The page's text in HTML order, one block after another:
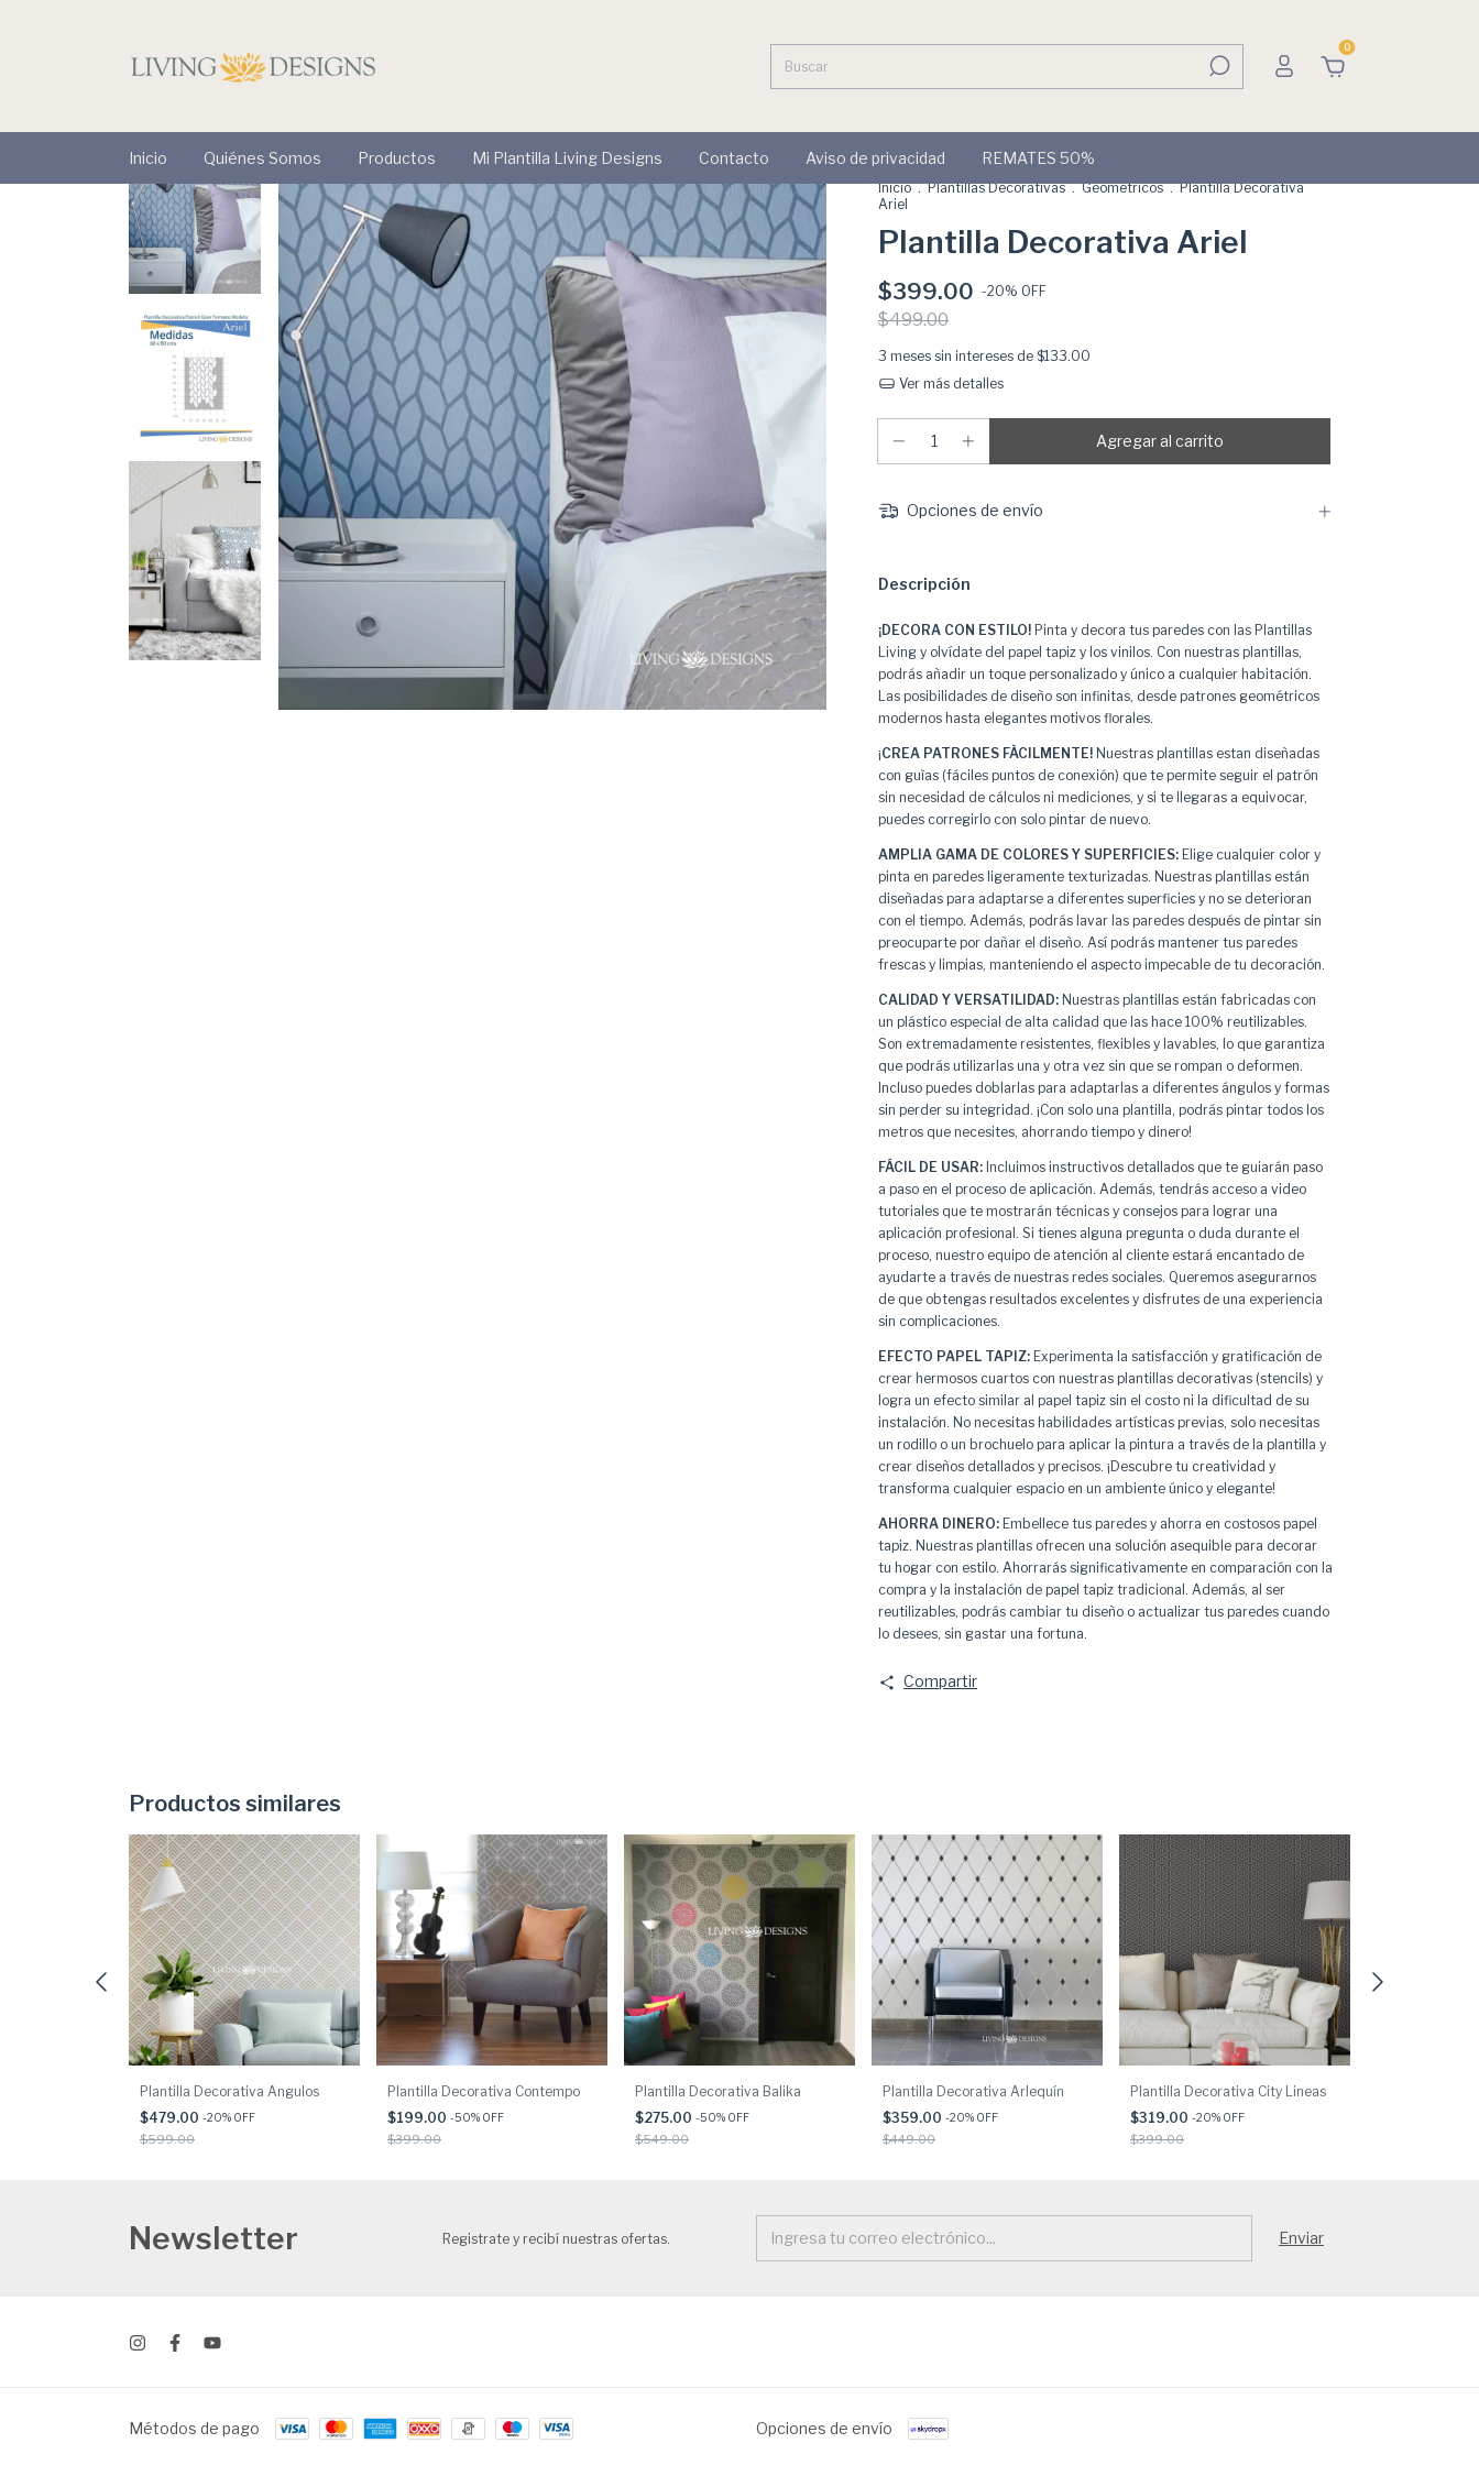
0
Inicio Quiénes Somos Productos Mi Plantilla Living Designs Contacto Aviso de privacidad REMATES 50%
Inicio . Plantillas Decorativas . Geométricos . Plantilla Decorativa
Ariel
Plantilla Decorativa Ariel
$399.00 -20% OFF
$499.00
3 meses sin intereses de $133.00
Ver más detalles
Opciones de envío
Descripción
¡DECORA CON ESTILO! Pinta y decora tus paredes con las Plantillas
Living y olvídate del papel tapiz y los vinilos. Con nuestras plantillas,
podrás añadir un toque personalizado y único a cualquier habitación.
Las posibilidades de diseño son infinitas, desde patrones geométricos
modernos hasta elegantes motivos florales.
¡CREA PATRONES FÀCILMENTE! Nuestras plantillas estan diseñadas
con guìas (fáciles puntos de conexión) que te permite seguir el patrón
sin necesidad de cálculos ni mediciones, y si te llegaras a equivocar,
puedes corregirlo con solo pintar de nuevo.
AMPLIA GAMA DE COLORES Y SUPERFICIES: Elige cualquier color y
pinta en paredes ligeramente texturizadas. Nuestras plantillas están
diseñadas para adaptarse a diferentes superficies y no se deterioran
con el tiempo. Además, podrás lavar las paredes después de pintar sin
preocuparte por dañar el diseño. Así podrás mantener tus paredes
frescas y limpias, manteniendo el aspecto impecable de tu decoración.
CALIDAD Y VERSATILIDAD: Nuestras plantillas están fabricadas con
un plástico especial de alta calidad que las hace 100% reutilizables.
Son extremadamente resistentes, flexibles y lavables, lo que garantiza
que podrás utilizarlas una y otra vez sin que se rompan o deformen.
Incluso puedes doblarlas para adaptarlas a diferentes ángulos y formas
sin perder su integridad. ¡Con solo una plantilla, podrás pintar todos los
metros que necesites, ahorrando tiempo y dinero!
FÁCIL DE USAR: Incluimos instructivos detallados que te guiarán paso
a paso en el proceso de aplicación. Además, tendrás acceso a video
tutoriales que te mostrarán técnicas y consejos para lograr una
aplicación profesional. Si tienes alguna pregunta o duda durante el
proceso, nuestro equipo de atención al cliente estará encantado de
ayudarte a través de nuestras redes sociales. Queremos asegurarnos
de que obtengas resultados excelentes y disfrutes de una experiencia
sin complicaciones.
EFECTO PAPEL TAPIZ: Experimenta la satisfacción y gratificación de
crear hermosos cuartos con nuestras plantillas decorativas (stencils) y
logra un efecto similar al papel tapiz sin el costo ni la dificultad de su
instalación. No necesitas habilidades artísticas previas, solo necesitas
un rodillo o un brochuelo para aplicar la pintura a través de la plantilla y
crear diseños detallados y precisos. ¡Descubre tu creatividad y
transforma cualquier espacio en un ambiente único y elegante!
AHORRA DINERO: Embellece tus paredes y ahorra en costosos papel
tapiz. Nuestras plantillas ofrecen una solución asequible para decorar
tu hogar con estilo. Ahorrarás significativamente en comparación con la
compra y la instalación de papel tapiz tradicional. Además, al ser
reutilizables, podrás cambiar tu diseño o actualizar tus paredes cuando
lo desees, sin gastar una fortuna.
Compartir
Productos similares
Plantilla Decorativa Angulos
$479.00 -20% OFF
$599.00
Plantilla Decorativa Contempo
$199.00 -50% OFF
$399.00
Plantilla Decorativa Balika
$275.00 -50% OFF
$549.00
Plantilla Decorativa Arlequín
$359.00 -20% OFF
$449.00
Plantilla Decorativa City Lineas
$319.00 -20% OFF
$399.00
Newsletter Registrate y recibí nuestras ofertas.
Métodos de pago Opciones de envío